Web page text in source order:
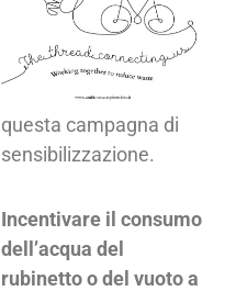
questa campagna di
sensibilizzazione.
Incentivare il consumo
dell’acqua del
rubinetto o del vuoto a